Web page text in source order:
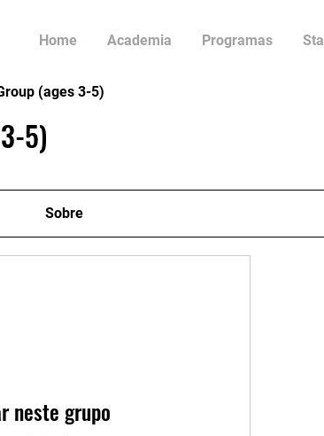
Home Academia Programas
(ages 3-5)
5)
Sobre
neste grupo